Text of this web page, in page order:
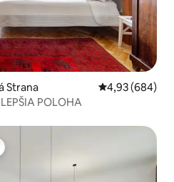
Strana Priemerné
4,93 (684)
POLOHA